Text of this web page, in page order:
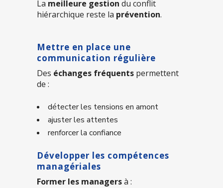
La meilleure gestion du conflit
hiérarchique reste la prévention.
Mettre en place une
communication régulière
Des échanges fréquents permettent
de :
détecter les tensions en amont
ajuster les attentes
renforcer la confiance
Développer les compétences
managériales
Former les managersà :